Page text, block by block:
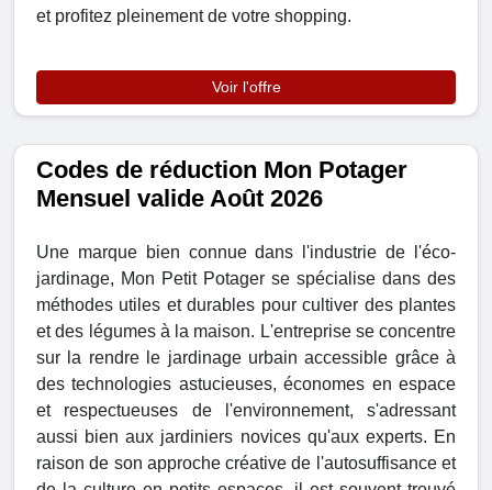
et profitez pleinement de votre shopping.
Voir l'offre
Codes de réduction Mon Potager
Mensuel valide Août 2026
Une marque bien connue dans l'industrie de l'éco-
jardinage, Mon Petit Potager se spécialise dans des
méthodes utiles et durables pour cultiver des plantes
et des légumes à la maison. L'entreprise se concentre
sur la rendre le jardinage urbain accessible grâce à
des technologies astucieuses, économes en espace
et respectueuses de l'environnement, s'adressant
aussi bien aux jardiniers novices qu'aux experts. En
raison de son approche créative de l'autosuffisance et